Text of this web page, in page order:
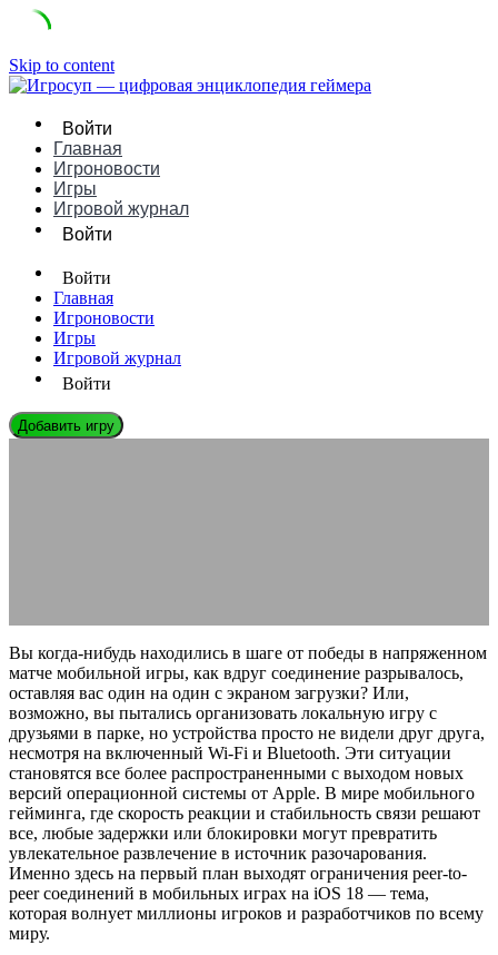
Skip to content
Войти
Главная
Игроновости
Игры
Игровой журнал
Войти
Войти
Главная
Игроновости
Игры
Игровой журнал
Войти
Добавить игру
Вы когда-нибудь находились в шаге от победы в напряженном
матче мобильной игры, как вдруг соединение разрывалось,
оставляя вас один на один с экраном загрузки? Или,
возможно, вы пытались организовать локальную игру с
друзьями в парке, но устройства просто не видели друг друга,
несмотря на включенный Wi-Fi и Bluetooth. Эти ситуации
становятся все более распространенными с выходом новых
версий операционной системы от Apple. В мире мобильного
гейминга, где скорость реакции и стабильность связи решают
все, любые задержки или блокировки могут превратить
увлекательное развлечение в источник разочарования.
Именно здесь на первый план выходят ограничения peer-to-
peer соединений в мобильных играх на iOS 18 — тема,
которая волнует миллионы игроков и разработчиков по всему
миру.